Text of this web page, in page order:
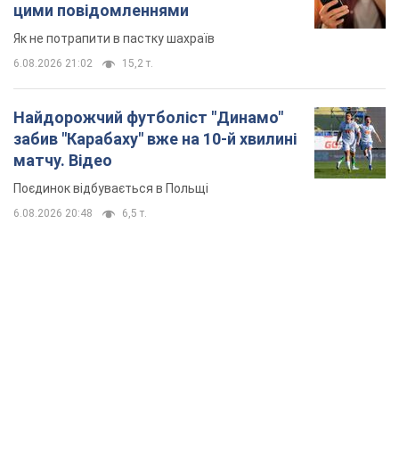
цими повідомленнями
Як не потрапити в пастку шахраїв
6.08.2026 21:02 15,2 т.
Найдорожчий футболіст "Динамо"
забив "Карабаху" вже на 10-й хвилині
матчу. Відео
Поєдинок відбувається в Польщі
6.08.2026 20:48 6,5 т.